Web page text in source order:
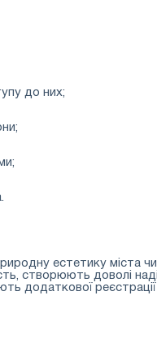
до них;
естетику міста чи
створюють доволі
додаткової реєстрації